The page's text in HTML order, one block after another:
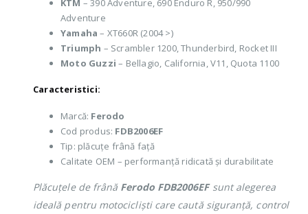
KTM – 390 Adventure, 690 Enduro R, 950/990
Adventure
Yamaha – XT660R (2004 >)
Triumph – Scrambler 1200, Thunderbird, Rocket III
Moto Guzzi – Bellagio, California, V11, Quota 1100
Caracteristici:
Marcă: Ferodo
Cod produs: FDB2006EF
Tip: plăcuțe frână față
Calitate OEM – performanță ridicată și durabilitate
Plăcuțele de frână Ferodo FDB2006EFsunt alegerea
ideală pentru motocicliști care caută siguranță, control